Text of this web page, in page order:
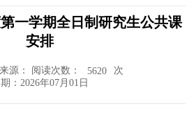
一学期全日制研究生公共课
安排
来源： 阅读次数： 5620
次
期：2026年07月01日